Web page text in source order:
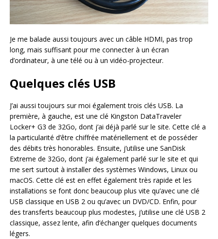
Je me balade aussi toujours avec un câble HDMI, pas trop
long, mais suffisant pour me connecter à un écran
d’ordinateur, à une télé ou à un vidéo-projecteur.
Quelques clés USB
J’ai aussi toujours sur moi également trois clés USB. La
première, à gauche, est une clé Kingston DataTraveler
Locker+ G3 de 32Go, dont j’ai déjà parlé sur le site. Cette clé a
la particularité d’être chiffrée matériellement et de posséder
des débits très honorables. Ensuite, j’utilise une SanDisk
Extreme de 32Go, dont j’ai également parlé sur le site et qui
me sert surtout à installer des systèmes Windows, Linux ou
macOS. Cette clé est en effet également très rapide et les
installations se font donc beaucoup plus vite qu’avec une clé
USB classique en USB 2 ou qu’avec un DVD/CD. Enfin, pour
des transferts beaucoup plus modestes, j’utilise une clé USB 2
classique, assez lente, afin d’échanger quelques documents
légers.